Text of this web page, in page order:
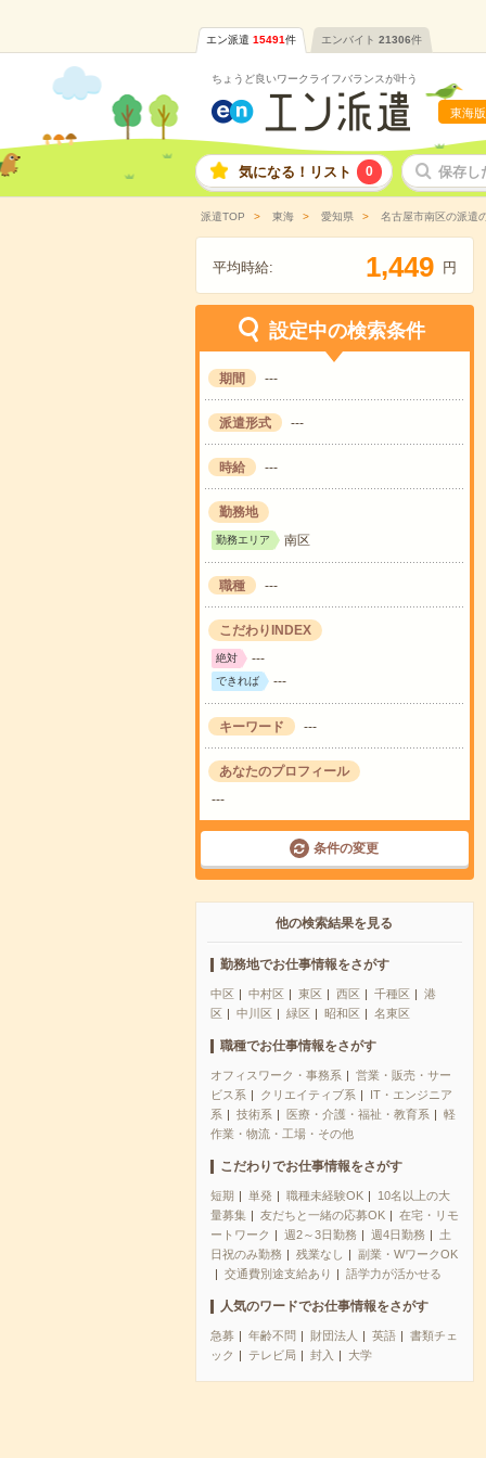
エン派遣 15491件 エンバイト 21306件
ちょうど良いワークライフバランスが叶う
東海版
気になる！リスト 0 保存し
派遣TOP 東海 愛知県 名古屋市南区の派遣
平均時給: 1,449 円
設定中の検索条件
期間 ---
派遣形式 ---
時給 ---
勤務地
勤務エリア 南区
職種 ---
こだわりINDEX
絶対 ---
できれば ---
キーワード ---
あなたのプロフィール
---
条件の変更
他の検索結果を見る
勤務地でお仕事情報をさがす
中区 中村区 東区 西区 千種区
港
区
中川区 緑区 昭和区 名東区
職種でお仕事情報をさがす
オフィスワーク・事務系
営業・販売・サー
ビス系
クリエイティブ系
IT・エンジニア
系
技術系 医療・介護・福祉・教育系
軽
作業・物流・工場・その他
こだわりでお仕事情報をさがす
短期 単発 職種未経験OK
10名以上の大
量募集
友だちと一緒の応募OK
在宅・リモ
ートワーク
週2～3日勤務 週4日勤務
土
日祝のみ勤務
残業なし
副業・WワークOK
交通費別途支給あり
語学力が活かせる
人気のワードでお仕事情報をさがす
急募 年齢不問 財団法人 英語
書類チェ
ック
テレビ局 封入 大学